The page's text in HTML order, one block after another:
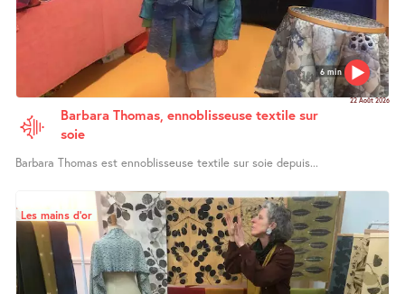
6 min
22 Août 2026
Barbara Thomas, ennoblisseuse textile sur
soie
Barbara Thomas est ennoblisseuse textile sur soie depuis...
Les mains d’or